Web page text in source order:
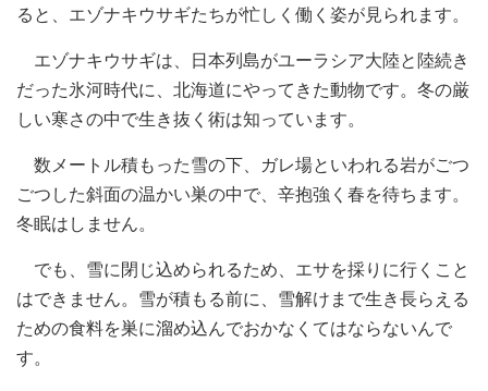
ると、エゾナキウサギたちが忙しく働く姿が見られます。
エゾナキウサギは、日本列島がユーラシア大陸と陸続き
だった氷河時代に、北海道にやってきた動物です。冬の厳
しい寒さの中で生き抜く術は知っています。
数メートル積もった雪の下、ガレ場といわれる岩がごつ
ごつした斜面の温かい巣の中で、辛抱強く春を待ちます。
冬眠はしません。
でも、雪に閉じ込められるため、エサを採りに行くこと
はできません。雪が積もる前に、雪解けまで生き長らえる
ための食料を巣に溜め込んでおかなくてはならないんで
す。